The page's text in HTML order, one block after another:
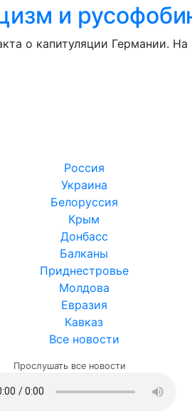
и
о капитуляции Германии.
Россия
Украина
Белоруссия
Крым
Донбасс
Балканы
Приднестровье
Молдова
Евразия
Кавказ
Все новости
Прослушать все новости